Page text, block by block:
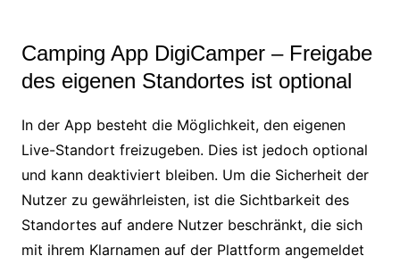
Camping App DigiCamper – Freigabe
des eigenen Standortes ist optional
In der App besteht die Möglichkeit, den eigenen
Live-Standort freizugeben. Dies ist jedoch optional
und kann deaktiviert bleiben. Um die Sicherheit der
Nutzer zu gewährleisten, ist die Sichtbarkeit des
Standortes auf andere Nutzer beschränkt, die sich
mit ihrem Klarnamen auf der Plattform angemeldet